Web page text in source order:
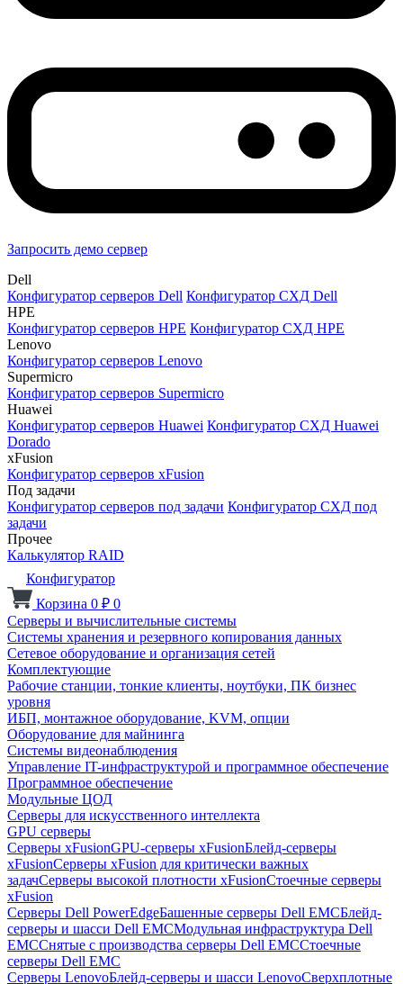
Запросить демо сервер
Dell
Конфигуратор серверов Dell Конфигуратор СХД Dell
HPE
Конфигуратор серверов HPE Конфигуратор СХД HPE
Lenovo
Конфигуратор серверов Lenovo
Supermicro
Конфигуратор серверов Supermicro
Huawei
Конфигуратор серверов Huawei Конфигуратор СХД Huawei
Dorado
xFusion
Конфигуратор серверов xFusion
Под задачи
Конфигуратор серверов под задачи Конфигуратор СХД под
задачи
Прочее
Калькулятор RAID
Конфигуратор
Корзина 0 ₽ 0
Серверы и вычислительные системы
Системы хранения и резервного копирования данных
Сетевое оборудование и организация сетей
Комплектующие
Рабочие станции, тонкие клиенты, ноутбуки, ПК бизнес
уровня
ИБП, монтажное оборудование, KVM, опции
Оборудование для майнинга
Системы видеонаблюдения
Управление IT-инфраструктурой и программное обеспечение
Программное обеспечение
Модульные ЦОД
Серверы для искусственного интеллекта
GPU серверы
Серверы xFusionGPU-серверы xFusionБлейд-серверы
xFusionСерверы xFusion для критически важных
задачСерверы высокой плотности xFusionСтоечные серверы
xFusion
Серверы Dell PowerEdgeБашенные серверы Dell EMCБлейд-
серверы и шасси Dell EMCМодульная инфраструктура Dell
EMCСнятые с производства серверы Dell EMCСтоечные
серверы Dell EMC
Серверы LenovoБлейд-серверы и шасси LenovoСверхплотные